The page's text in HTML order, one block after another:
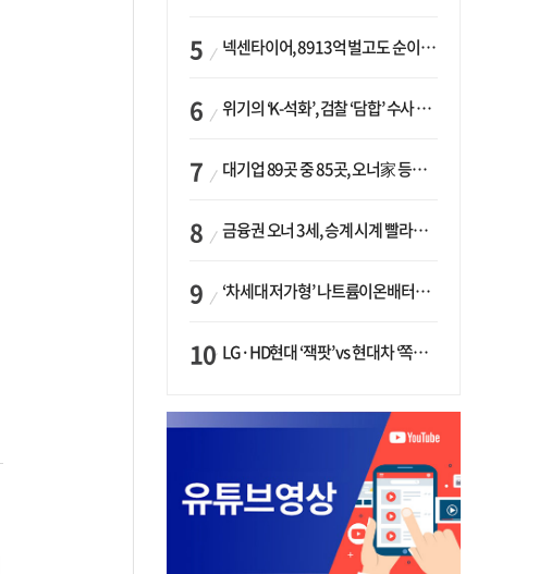
넥센타이어, 8913억 벌고도 순이익 2억…유럽 세부담에 이익 증발
위기의 ‘K-석화’, 검찰 ‘담합’ 수사 착수…“LG·한화·롯데 등 7개 업체, 8개 제품 가격 담합”
대기업 89곳 중 85곳, 오너家 등기임원 겸직…BS 46곳·SM 45곳 ‘족벌경영’ 고착화
금융권 오너 3세, 승계 시계 빨라지나…한국투자 ‘속도’·미래에셋·메리츠는 ‘거리두기’
‘차세대 저가형’ 나트륨이온배터리 시대 오나…LG화학·에코프로, 상용화 속도낸다
LG·HD현대 ‘잭팟’ vs 현대차 ‘쪽박’…글로벌 사모펀드, 韓 대기업 투자 ‘희비’